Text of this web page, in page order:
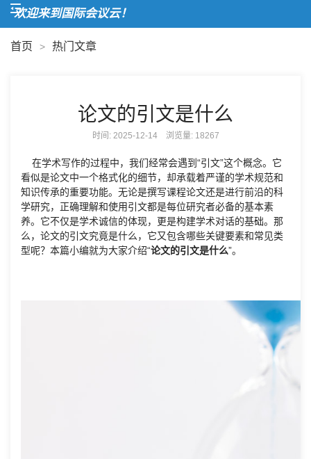
欢迎来到国际会议云！
首页 > 热门文章
论文的引文是什么
时间: 2025-12-14 浏览量: 18267
在学术写作的过程中，我们经常会遇到“引文”这个概念。它
看似是论文中一个格式化的细节，却承载着严谨的学术规范和
知识传承的重要功能。无论是撰写课程论文还是进行前沿的科
学研究，正确理解和使用引文都是每位研究者必备的基本素
养。它不仅是学术诚信的体现，更是构建学术对话的基础。那
么，论文的引文究竟是什么，它又包含哪些关键要素和常见类
型呢？本篇小编就为大家介绍“论文的引文是什么”。